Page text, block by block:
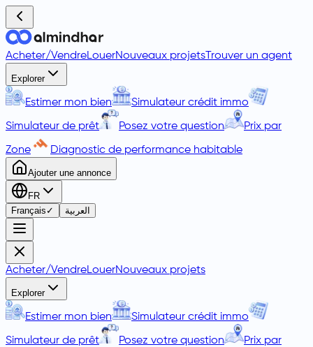
Acheter/VendreLouerNouveaux projets Trouver un agent
Explorer
Estimer mon bien Simulateur crédit immo
Simulateur de prêt Posez votre question Prix par
Zone Diagnostic de performance habitable
Ajouter une annonce
FR
Français ✓ العربية
Acheter/VendreLouerNouveaux projets
Explorer
Estimer mon bien Simulateur crédit immo
Simulateur de prêt Posez votre question Prix par